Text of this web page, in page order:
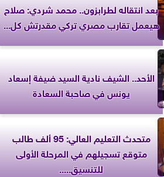
بعد انتقاله لطرابزون.. محمد شردي: صلاح
هيعمل تقارب مصري تركي مقدرتش كل...
الأحد.. الشيف نادية السيد ضيفة إسعاد
يونس في صاحبة السعادة
متحدث التعليم العالي: 95 ألف طالب
متوقع تسجيلهم في المرحلة الأولى
للتنسيق.....